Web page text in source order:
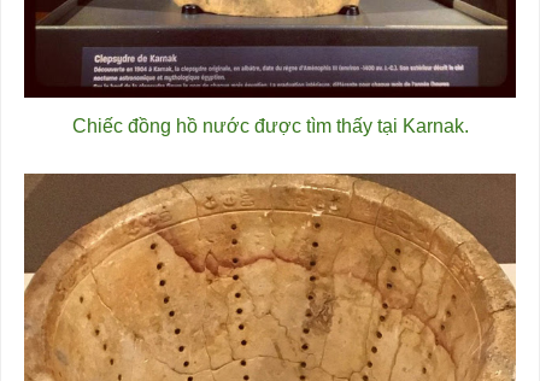
Chiếc đồng hồ nước được tìm thấy tại Karnak.